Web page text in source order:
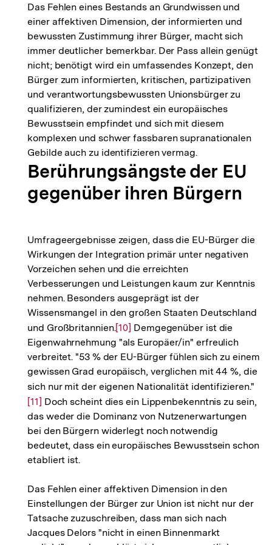
Das Fehlen eines Bestands an Grundwissen und
einer affektiven Dimension, der informierten und
bewussten Zustimmung ihrer Bürger, macht sich
immer deutlicher bemerkbar. Der Pass allein genügt
nicht; benötigt wird ein umfassendes Konzept, den
Bürger zum informierten, kritischen, partizipativen
und verantwortungsbewussten Unionsbürger zu
qualifizieren, der zumindest ein europäisches
Bewusstsein empfindet und sich mit diesem
komplexen und schwer fassbaren supranationalen
Gebilde auch zu identifizieren vermag.
Berührungsängste der EU
gegenüber ihren Bürgern
Umfrageergebnisse zeigen, dass die EU-Bürger die
Wirkungen der Integration primär unter negativen
Vorzeichen sehen und die erreichten
Verbesserungen und Leistungen kaum zur Kenntnis
nehmen. Besonders ausgeprägt ist der
Wissensmangel in den großen Staaten Deutschland
und Großbritannien.Zur
Auflösung
der
Fußnote
[10] Demgegenüber ist die
Eigenwahrnehmung "als Europäer/in" erfreulich
verbreitet. "53 % der EU-Bürger fühlen sich zu einem
gewissen Grad europäisch, verglichen mit 44 %, die
sich nur mit der eigenen Nationalität identifizieren."
[11] Doch scheint dies ein Lippenbekenntnis zu sein,
das weder die Dominanz von Nutzenerwartungen
bei den Bürgern widerlegt noch notwendig
bedeutet, dass ein europäisches Bewusstsein schon
etabliert ist.
Das Fehlen einer affektiven Dimension in den
Einstellungen der Bürger zur Union ist nicht nur der
Tatsache zuzuschreiben, dass man sich nach
Jacques Delors "nicht in einen Binnenmarkt